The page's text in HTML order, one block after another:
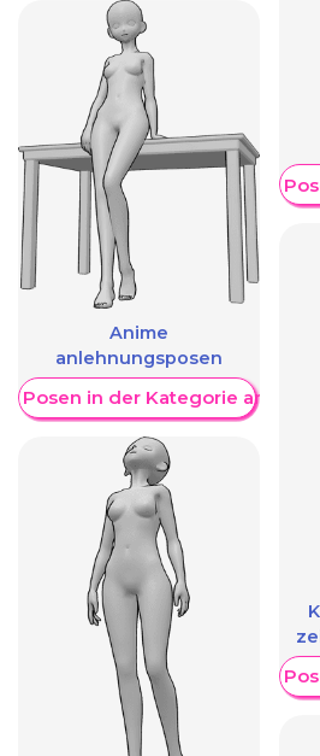
Anime
anlehnungsposen
Posen in der Kategorie anzeigen
Weitere
Weitere